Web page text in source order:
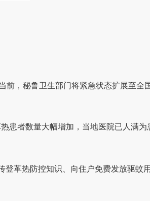
，秘鲁卫生部门将紧急状态扩展至全
患者数量大幅增加，当地医院已人满为
革热防控知识、向住户免费发放驱蚊